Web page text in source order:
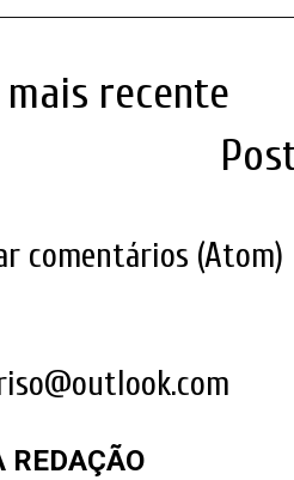
recente
comentários (Atom)
REDAÇÃO